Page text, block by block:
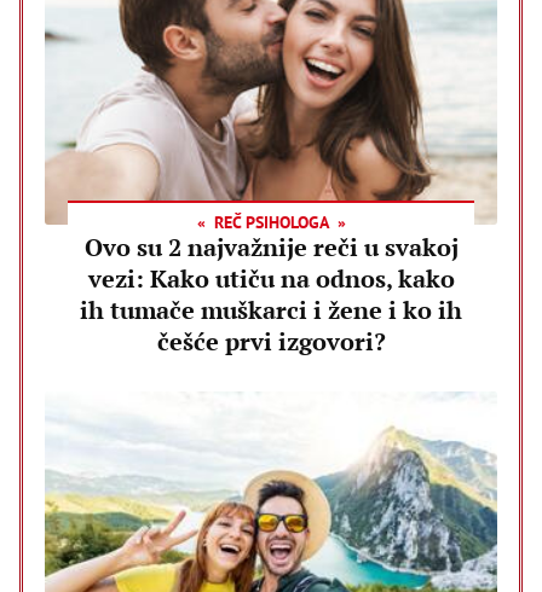
REČ PSIHOLOGA
Ovo su 2 najvažnije reči u svakoj
vezi: Kako utiču na odnos, kako
ih tumače muškarci i žene i ko ih
češće prvi izgovori?